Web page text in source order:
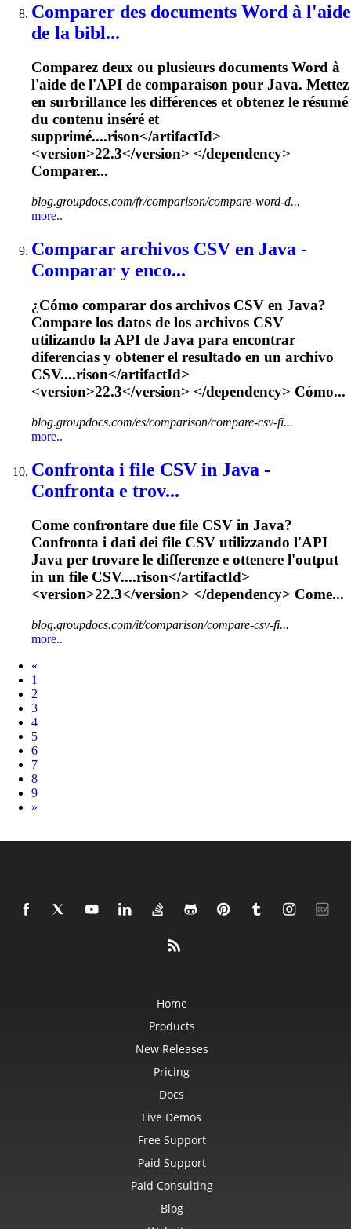
Comparer des documents Word à l'aide
de la bibl...
Comparez deux ou plusieurs documents Word à
l'aide de l'API de comparaison pour Java. Mettez
en surbrillance les différences et obtenez le résumé
du contenu inséré et
supprimé....rison</artifactId>
<version>22.3</version> </dependency>
Comparer...
blog.groupdocs.com/fr/comparison/compare-word-d...
more..
Comparar archivos CSV en Java -
Comparar y enco...
¿Cómo comparar dos archivos CSV en Java?
Compare los datos de los archivos CSV
utilizando la API de Java para encontrar
diferencias y obtener el resultado en un archivo
CSV....rison</artifactId>
<version>22.3</version> </dependency> Cómo...
blog.groupdocs.com/es/comparison/compare-csv-fi...
more..
Confronta i file CSV in Java -
Confronta e trov...
Come confrontare due file CSV in Java?
Confronta i dati dei file CSV utilizzando l'API
Java per trovare le differenze e ottenere l'output
in un file CSV....rison</artifactId>
<version>22.3</version> </dependency> Come...
blog.groupdocs.com/it/comparison/compare-csv-fi...
more..
«
1
2
3
4
5
6
7
8
9
Next
»
Home
Products
New Releases
Pricing
Docs
Live Demos
Free Support
Paid Support
Paid Consulting
Blog